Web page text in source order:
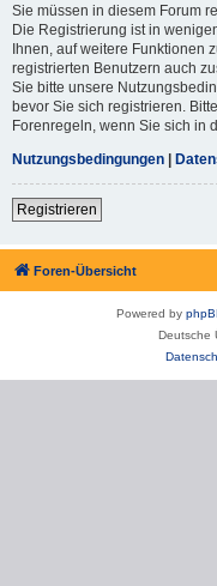
Sie müssen in diesem Forum
Die Registrierung ist in
Ihnen, auf weitere Funktionen
registrierten Benutzern auch
Sie bitte unsere
bevor Sie sich registrieren.
Forenregeln, wenn Sie sich in
Nutzungsbedingungen |
Registrieren
Foren-Übersicht
Powered by
Deutsche